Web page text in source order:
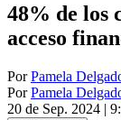
48% de los
acceso
PorPamela
PorPamela
20 de Sep. 2024 |